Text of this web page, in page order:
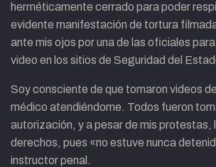
herméticamente cerrado para poder
evidente manifestación de tortura
ante mis ojos por una de las oficiales para
video en los sitios de Seguridad del
Soy consciente de que tomaron videos
médico atendiéndome. Todos fueron
autorización, y a pesar de mis protestas,
derechos, pues «no estuve nunca
instructor penal.